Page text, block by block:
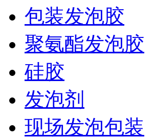
包装发泡胶
聚氨酯发泡胶
硅胶
发泡剂
现场发泡包装